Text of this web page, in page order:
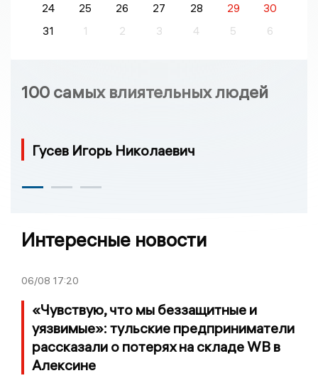
24
25 26 27 28 29
30
31
1 2 3 4 5 6
100 самых влиятельных людей
Гусев Игорь Николаевич
Интересные новости
06/08 17:20
«Чувствую, что мы беззащитные и
уязвимые»: тульские предприниматели
рассказали о потерях на складе WB в
Алексине